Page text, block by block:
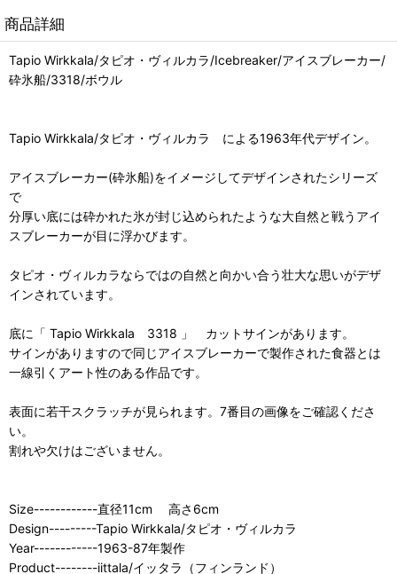
商品詳細
Tapio Wirkkala/タピオ・ヴィルカラ/Icebreaker/アイスブレーカー/
砕氷船/3318/ボウル
Tapio Wirkkala/タピオ・ヴィルカラ による1963年代デザイン。
アイスブレーカー(砕氷船)をイメージしてデザインされたシリーズ
で
分厚い底には砕かれた氷が封じ込められたような大自然と戦うアイ
スブレーカーが目に浮かびます。
タピオ・ヴィルカラならではの自然と向かい合う壮大な思いがデザ
インされています。
底に「 Tapio Wirkkala 3318 」 カットサインがあります。
サインがありますので同じアイスブレーカーで製作された食器とは
一線引くアート性のある作品です。
表面に若干スクラッチが見られます。7番目の画像をご確認くださ
い。
割れや欠けはございません。
Size------------直径11cm 高さ6cm
Design---------Tapio Wirkkala/タピオ・ヴィルカラ
Year------------1963-87年製作
Product--------iittala/イッタラ（フィンランド）